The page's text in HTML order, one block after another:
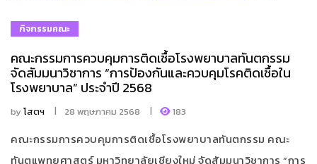
กิจกรรมคณะ
คณะกรรมการควบคุมการติดเชื้อโรงพยาบาลทันตกรรม
จัดสัมมนาวิชาการ “การป้องกันและควบคุมโรคติดเชื้อใน
โรงพยาบาล” ประจำปี 2568
byโสตฯ 28 พฤษภาคม 2568 183
คณะกรรมการควบคุมการติดเชื้อโรงพยาบาลทันตกรรม คณะ
ทันตแพทยศาสตร์ มหาวิทยาลัยเชียงใหม่ จัดสัมมนาวิชาการ “การ